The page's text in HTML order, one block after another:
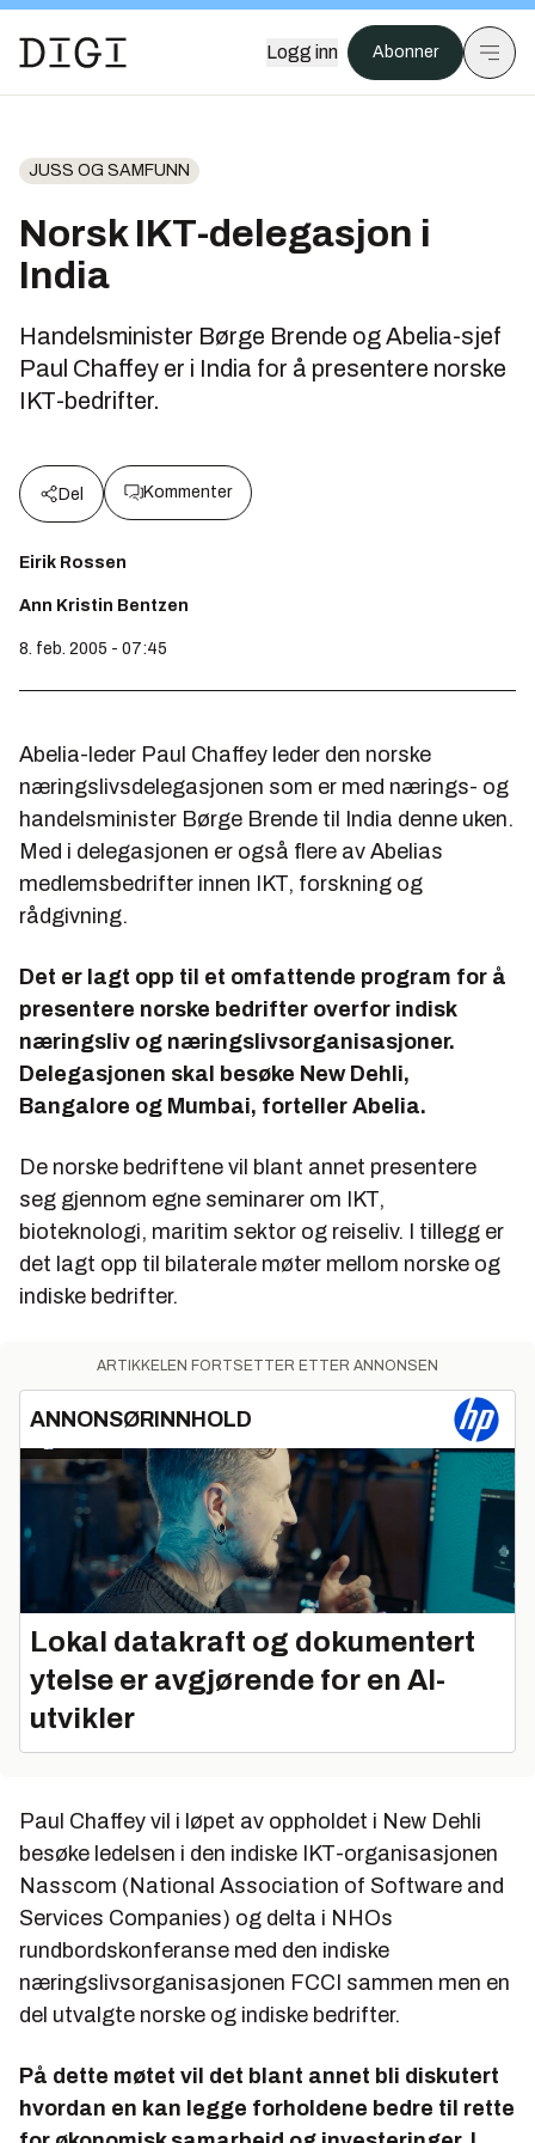
Logg inn Abonner
JUSS OG SAMFUNN
Norsk IKT-delegasjon i
India
Handelsminister Børge Brende og Abelia-sjef
Paul Chaffey er i India for å presentere norske
IKT-bedrifter.
Del Kommenter
Eirik Rossen
Ann Kristin Bentzen
8. feb. 2005 - 07:45
Abelia-leder Paul Chaffey leder den norske
næringslivsdelegasjonen som er med nærings- og
handelsminister Børge Brende til India denne uken.
Med i delegasjonen er også flere av Abelias
medlemsbedrifter innen IKT, forskning og
rådgivning.
Det er lagt opp til et omfattende program for å
presentere norske bedrifter overfor indisk
næringsliv og næringslivsorganisasjoner.
Delegasjonen skal besøke New Dehli,
Bangalore og Mumbai, forteller Abelia.
De norske bedriftene vil blant annet presentere
seg gjennom egne seminarer om IKT,
bioteknologi, maritim sektor og reiseliv. I tillegg er
det lagt opp til bilaterale møter mellom norske og
indiske bedrifter.
ARTIKKELEN FORTSETTER ETTER ANNONSEN
ANNONSØRINNHOLD
Lokal datakraft og dokumentert
ytelse er avgjørende for en AI-
utvikler
Paul Chaffey vil i løpet av oppholdet i New Dehli
besøke ledelsen i den indiske IKT-organisasjonen
Nasscom (National Association of Software and
Services Companies) og delta i NHOs
rundbordskonferanse med den indiske
næringslivsorganisasjonen FCCI sammen men en
del utvalgte norske og indiske bedrifter.
På dette møtet vil det blant annet bli diskutert
hvordan en kan legge forholdene bedre til rette